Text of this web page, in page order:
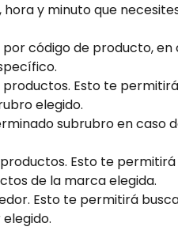
y minuto que
código de producto, en
Esto te permitirá
elegido.
subrubro en caso
Esto te
de la marca elegida.
Esto te permitirá